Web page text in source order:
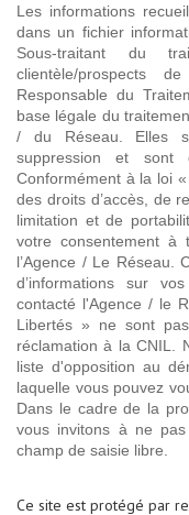
Les informations
dans un fichier
Sous-traitant du
clientèle/prospects
Responsable du
base légale du
/ du Réseau. Elles
suppression et sont
Conformément à la loi
des droits d’accès, de
limitation et de
votre consentement à
l’Agence / Le Réseau.
d’informations sur
contacté l'Agence / le
Libertés » ne sont
réclamation à la CNIL.
liste d'opposition au
laquelle vous pouvez
Dans le cadre de la
vous invitons à ne
champ de saisie libre.
Ce site est protégé par